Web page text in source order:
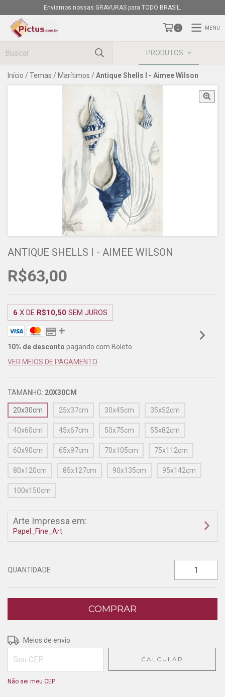
Enviamos nossas GRAVURAS para TODO BRASIL.
0 MENU
PRODUTOS
Início / Temas / Marítimos / Antique Shells I - Aimee Wilson
ANTIQUE SHELLS I - AIMEE WILSON
R$63,00
6 X DE R$10,50 SEM JUROS
10% de desconto pagando com Boleto
VER MEIOS DE PAGAMENTO
TAMANHO: 20X30CM
20x30cm 25x37cm 30x45cm 35x52cm
40x60cm 45x67cm 50x75cm 55x82cm
60x90cm 65x97cm 70x105cm 75x112cm
80x120cm 85x127cm 90x135cm 95x142cm
100x150cm
Arte Impressa em:
Papel_Fine_Art
QUANTIDADE
Entregas para o CEP:
Meios de envio
CALCULAR
Não sei meu CEP